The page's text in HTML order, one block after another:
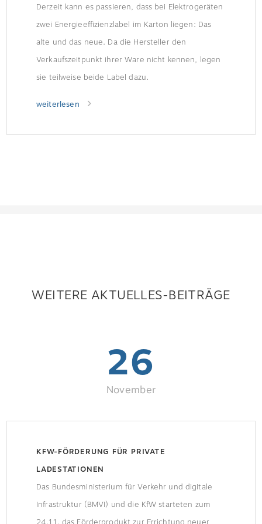
Derzeit kann es passieren, dass bei Elektrogeräten
zwei Energieeffizienzlabel im Karton liegen: Das
alte und das neue. Da die Hersteller den
Verkaufszeitpunkt ihrer Ware nicht kennen, legen
sie teilweise beide Label dazu.
weiterlesen
WEITERE AKTUELLES-BEITRÄGE
26
November
KFW-FÖRDERUNG FÜR PRIVATE
LADESTATIONEN
Das Bundesministerium für Verkehr und digitale
Infrastruktur (BMVI) und die KfW starteten zum